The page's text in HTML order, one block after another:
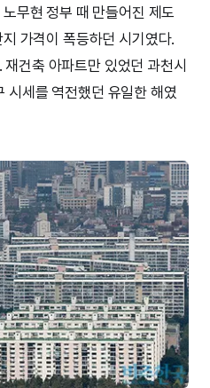
무현 정부 때 만들어진 제도
가격이 폭등하던 시기였다.
건축 아파트만 있었던 과천시
시세를 역전했던 유일한 해였